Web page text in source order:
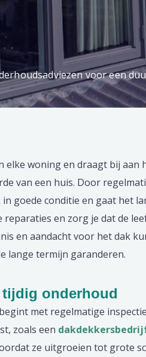
voor een
elke woning en draagt bij aan
van een huis. Door
goede conditie en gaat het
en zorg je dat de
en aandacht voor het dak
lange termijn garanderen.
tijdig onderhoud
met regelmatige
zoals een
ze uitgroeien tot grote